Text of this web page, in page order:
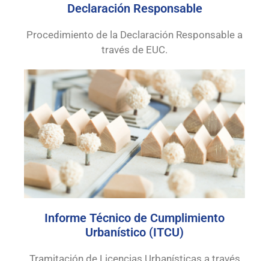
Declaración Responsable
Procedimiento de la Declaración Responsable a
través de EUC.
Informe Técnico de Cumplimiento
Urbanístico (ITCU)
Tramitación de Licencias Urbanísticas a través